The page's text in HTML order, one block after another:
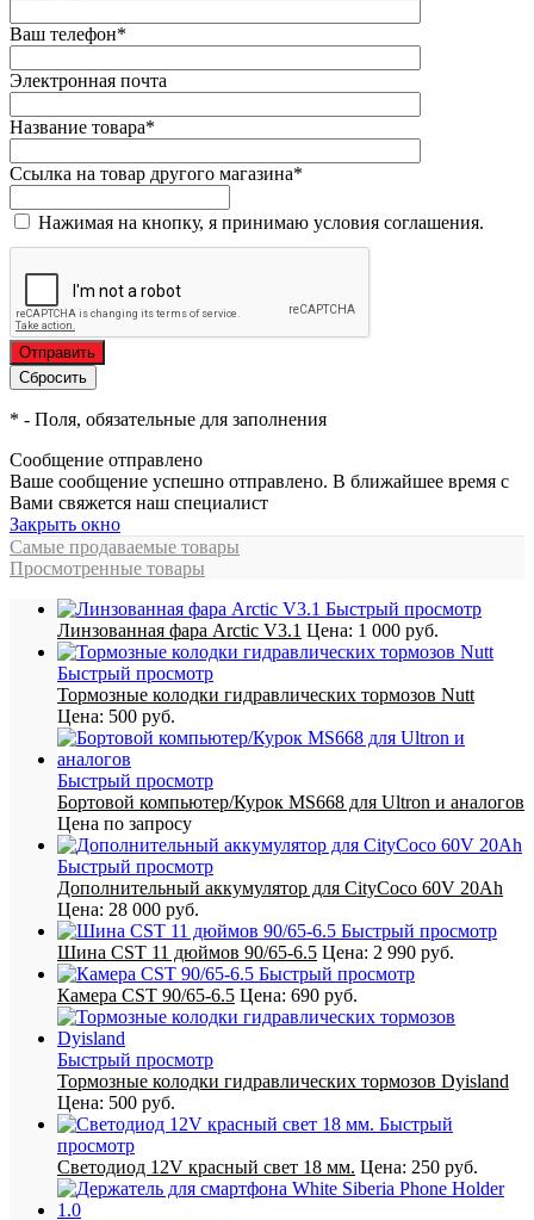
Ваш телефон*
Электронная почта
Название товара*
Ссылка на товар другого магазина*
Нажимая на кнопку, я принимаю условия соглашения.
* - Поля, обязательные для заполнения
Сообщение отправлено
Ваше сообщение успешно отправлено. В ближайшее время с
Вами свяжется наш специалист
Закрыть окно
Самые продаваемые товары
Просмотренные товары
Быстрый просмотр
Линзованная фара Arctic V3.1 Цена: 1 000 руб.
Быстрый просмотр
Тормозные колодки гидравлических тормозов Nutt
Цена: 500 руб.
Быстрый просмотр
Бортовой компьютер/Курок MS668 для Ultron и аналогов
Цена по запросу
Быстрый просмотр
Дополнительный аккумулятор для CityCoco 60V 20Ah
Цена: 28 000 руб.
Быстрый просмотр
Шина CST 11 дюймов 90/65-6.5 Цена: 2 990 руб.
Быстрый просмотр
Камера CST 90/65-6.5 Цена: 690 руб.
Быстрый просмотр
Тормозные колодки гидравлических тормозов Dyisland
Цена: 500 руб.
Быстрый
просмотр
Светодиод 12V красный свет 18 мм. Цена: 250 руб.